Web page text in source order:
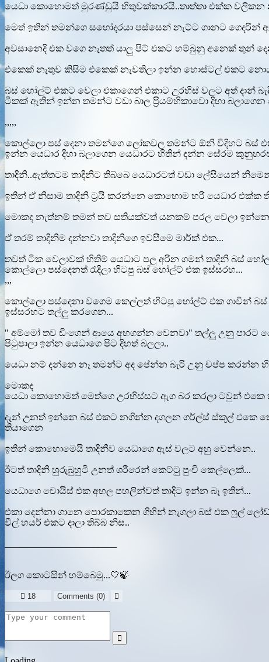
යෙධා කොහොමත් මුරණ්ඩුයි හිතුවක්කාරයි..තාත්තා එක්ක වලිකන
මෙත් ඉතින් තමන්ගෙ සහෝදරයා පස්සෙන් නැට්ට ගානට ගෙදරින්
අවසානෙදි එක වගෙ නැතත් යාලු පිට් එකට හම්බුනු අනෙක් තුන්
එකෙක් නැතුව කිසිම එකෙක් නැවතිලා ඉන්න හොස්ටල් එකට
බස් හෝල්ට් එකට වෙලා එකාගෙන් එකාට උරහිස් වලට අත් දාන්
ටිකක් ඈතින් ඉන්න තමන්ට වඩා බාල ප්‍රියම්භිකාවො දිහා බලාගෙන
,,,,,
කොල්ලො පස් දෙනා තමන්ගෙ ලෝකවල තමන්ට ඕනි විදිහට බස්
ඉන්න යෙධාර දිහා බලාගෙන යෙධාරට හිතින් දන්න සේරම
තාදිනි..ඇත්තටම තාදිනිට තිබ්බෙ යෙධාරටත් වඩා ලේසියෙන්
ඉතින් ඒ නිසාම තාදිනි ට්‍රයි කරන්නෙ කොහොම හරි යෙධාර
මොකද නැත්නම් තමන් තව සතියක්වත් යනකම් පරල වෙලා ඉන්නෙ
ඒ තරම් තාදිනිම දන්නවා තාදිනිගෙ ඉවසීමෙ මාර්ක් එක...
තවත් ටික වෙලාවක් හිතිම් යෙධාට පලු අරින ගමන් තාදිනි බස්
කොල්ලො පස්දෙනත් රැදිලා හිටපු බස් හෝල්ට් එක ඉස්සරහ...
,,,
කොල්ලො පස්දෙනා වගෙම කෙල්ලත් හිටපු හෝල්ට් එක ගාවින්
ඉස්සරහට තල්ලු කරගෙන...
" අම්මෝ තව ඩිංගෙන් ආයෙ අහගන්න වෙනවා" තල්ලු උනු පාරට
පිටුපාලා ඉන්න යෙධාගෙ පිට දිහත් බලලා..
යෙධා නම් දන්නෙ නෑ තමන්ට අද පේන්න බැරි උනු චප්ප
මොකද
යෙධා කොහොමත් මෙත්ගෙ උරහිස්සට ඇග බර කරලා ටවුන් එකෙ
දැන් උනත් ඉන්නෙ බස් එකට නගින්න දගලන ගර්ල්ස් ස්කූල් එකෙ
තියාගෙන
ඉතින් කොහොමෙයි තාදිනීව යෙධාගෙ ඇස් වලට අහු වෙන්නෙ..
ඊටත් තාදිනි හුරුබුහුටි උනත් ශරීරෙන් කෙට්ටු පුංචි කෙල්ලෙක්...
යෙධාගෙ චොයිස් එක අහල පහලින්වත් තාදිට ඉන්න බෑ ඉතින්...
එකා දෙන්නා ගානෙ පොරකාකෙන ගිහින් නැගලා බස් එක ෆුල්
වීල් හයර් එකට දාලා තිබ්බ නිස..
ඊලග කොටසින් හම්බෙමු...🤍🍃
 18 Comments (0) 
